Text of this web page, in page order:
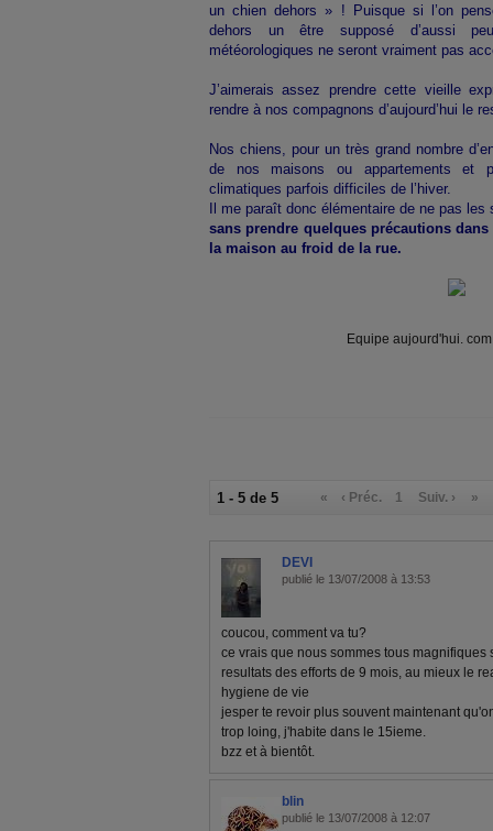
un chien dehors » ! Puisque si l’on
dehors un être supposé d’aussi
météorologiques ne seront vraiment pas
J’aimerais assez prendre cette vieille
rendre à nos compagnons d’aujourd’hui le
Nos chiens, pour un très grand nombre
de nos maisons ou appartements et
climatiques parfois difficiles de l’hiver.
Il me paraît donc élémentaire de ne pas
sans prendre quelques précautions
la maison au froid de la rue.
Equipe aujourd'hui.
1 - 5 de 5 « ‹ Préc. 1 Suiv. › »
DEVI
publié le 13/07/2008 à 13:53
coucou, comment va tu?
ce vrais que nous sommes tous magnifiques
resultats des efforts de 9 mois, au mieux le
hygiene de vie
jesper te revoir plus souvent maintenant
trop loing, j'habite dans le 15ieme.
bzz et à bientôt.
blin
publié le 13/07/2008 à 12:07